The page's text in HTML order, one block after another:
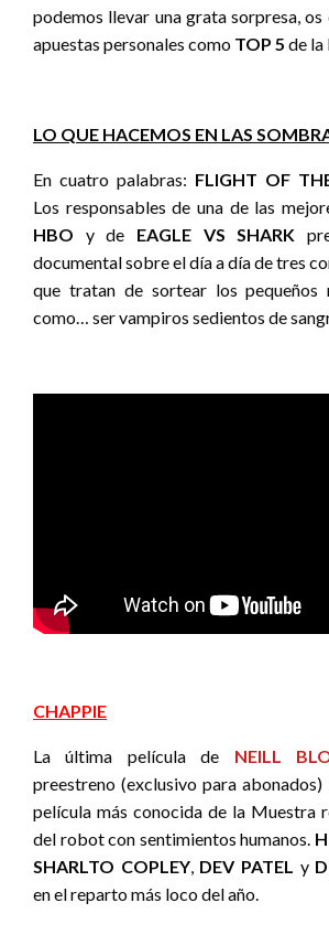
podemos llevar una grata sorpresa, os
apuestas personales como TOP 5 de la
LO QUE HACEMOS EN LAS
En cuatro palabras: FLIGHT OF
Los responsables de una de las
HBO y de EAGLE VS SHARK
documental sobre el día a día de tres
que tratan de sortear los
como… ser vampiros sedientos de
CHAPPIE
La última película de NEILL
preestreno (exclusivo para abonados)
película más conocida de la Muestra
del robot con sentimientos humanos.
SHARLTO COPLEY, DEV PATEL y
en el reparto más loco del año.